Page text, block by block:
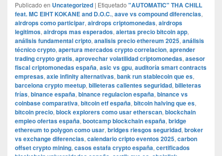
Publicado en Uncategorized | Etiquetado "AUTOMATIC" THA CHILL
feat. MC EIHT KOKANE and D.O.C., aave vs compound diferencias,
airdrops como participar, airdrops criptomonedas, airdrops
legitimos, airdrops mas esperados, alertas precio bitcoin app,
análisis fundamental cripto, analisis precio ethereum 2025, análisis
técnico crypto, apertura mercados crypto correlacion, aprender
trading crypto gratis, aprovechar volatilidad criptomonedas, asesor
fiscal criptomonedas españa, asic vs gpu, auditoría smart contracts
empresas, axie infinity alternativas, bank run stablecoin que es,
barcelona crypto meetup, billeteras calientes seguridad, billeteras
frías, binance españa, binance regulacion españa, binance vs
coinbase comparativa, bitcoin etf españa, bitcoin halving que es,
bitcoin precio, block explorers como usar etherscan, blockchain
empleo ofertas españa, bootcamp blockchain españa, bridge
ethereum to polygon como usar, bridges riesgos seguridad, broker
vs exchange diferencias, calendario cripto eventos 2025, carbon
offset crypto mining, casos estafa crypto españa, certificados